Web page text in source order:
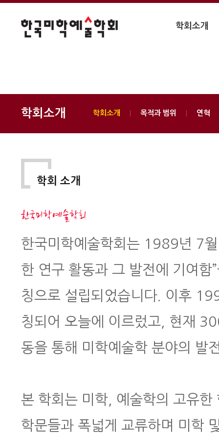
학회소개
학회소개 학회소개 목적과 범위 연혁
학회 소개
한국미학예술학회
한국미학예술학회는 1989년 7
한 연구 활동과 그 발전에 기여함
칭으로 설립되었습니다. 이후
칭되어 오늘에 이르렀고, 현재
동을 통해 미학예술학 분야의 발
본 학회는 미학, 예술학의 고유
학문들과 폭넓게 교류하며 미학